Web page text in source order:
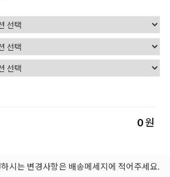
0원
시는 변경사항은 배송메세지에 적어주세요.